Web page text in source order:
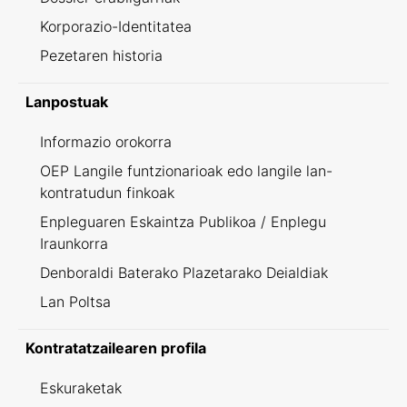
Korporazio-Identitatea
Pezetaren historia
Lanpostuak
Informazio orokorra
OEP Langile funtzionarioak edo langile lan-
kontratudun finkoak
Enpleguaren Eskaintza Publikoa / Enplegu
Iraunkorra
Denboraldi Baterako Plazetarako Deialdiak
Lan Poltsa
Kontratatzailearen profila
Eskuraketak